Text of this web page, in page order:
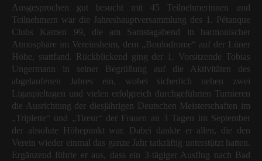
Ausgesprochen gut besucht mit 45 Teilnehmerinnen und
Teilnehmern war die Jahreshauptversammlung des 1. Pétanque
Clubs Kamen 99, die am Samstagabend in harmonischer
Atmosphäre im Vereinsheim, dem „Boulodrome“ auf der Lüner
Höhe, stattfand. Rückblickend ging der 1. Vorsitzende Tobias
Ungermann in seiner Begrüßung auf die Aktivitäten des
abgelaufenen Jahres ein, wobei sicherlich neben zwei
Ligaspieltagen und vielen erfolgreich durchgeführten Turnieren
die Ausrichtung der diesjährigen Deutschen Meisterschaften im
„Triplette“ und „Tireur“ der Frauen an 3 Tagen im September
der absolute Höhepunkt war. Dabei dankte er allen, die den
Verein wieder einmal das ganze Jahr tatkräftig unterstützt hatten.
Ergänzend führte er aus, dass ein 3-tägiger Ausflug nach Bad